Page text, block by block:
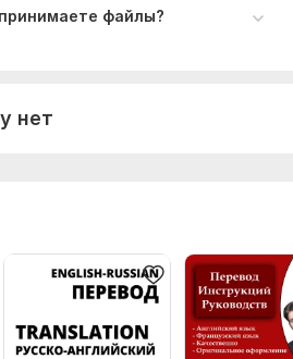
здоровье,Образование и наука,
файлы?
нет